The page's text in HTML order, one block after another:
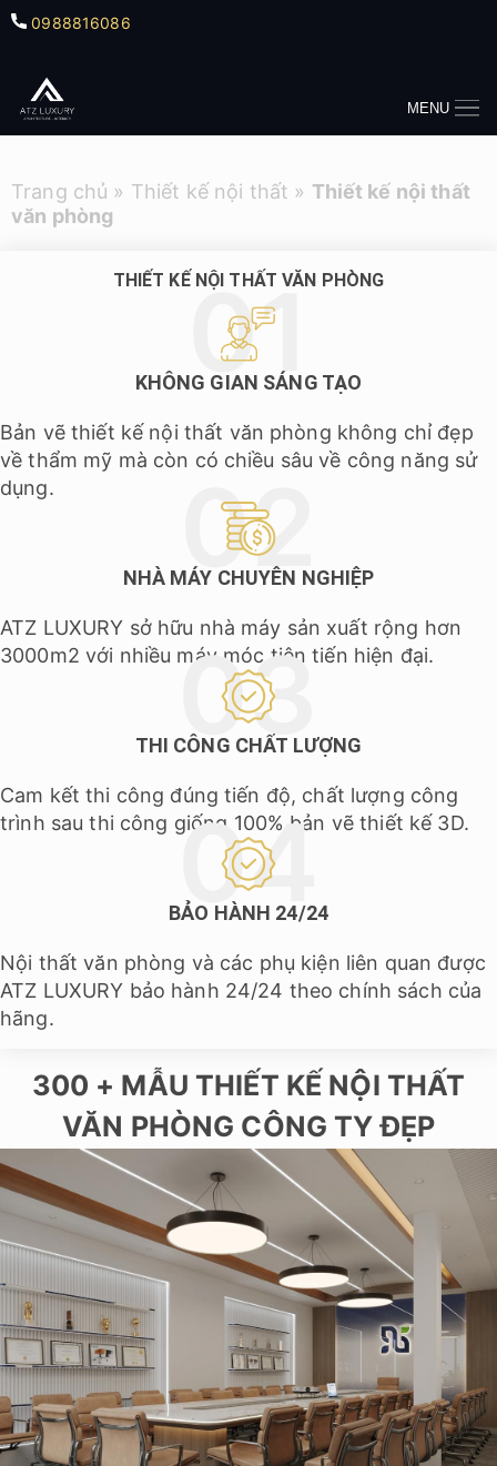
0988816086
MENU
Trang chủ » Thiết kế nội thất » Thiết kế nội thất
văn phòng
THIẾT KẾ NỘI THẤT VĂN PHÒNG
KHÔNG GIAN SÁNG TẠO
Bản vẽ thiết kế nội thất văn phòng không chỉ đẹp
về thẩm mỹ mà còn có chiều sâu về công năng sử
dụng.
NHÀ MÁY CHUYÊN NGHIỆP
ATZ LUXURY sở hữu nhà máy sản xuất rộng hơn
3000m2 với nhiều máy móc tiên tiến hiện đại.
THI CÔNG CHẤT LƯỢNG
Cam kết thi công đúng tiến độ, chất lượng công
trình sau thi công giống 100% bản vẽ thiết kế 3D.
BẢO HÀNH 24/24
Nội thất văn phòng và các phụ kiện liên quan được
ATZ LUXURY bảo hành 24/24 theo chính sách của
hãng.
300 + MẪU THIẾT KẾ NỘI THẤT
VĂN PHÒNG CÔNG TY ĐẸP​